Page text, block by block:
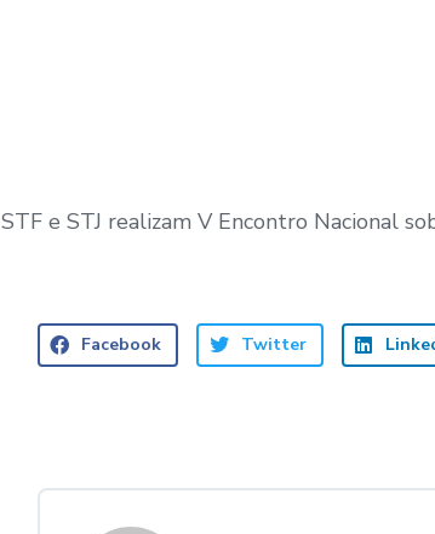
STF e STJ realizam V Encontro Nacional
Facebook Twitter